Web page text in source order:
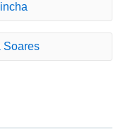
Soares